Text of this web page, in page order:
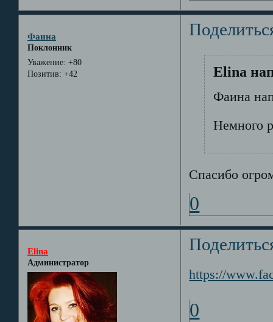
Фаина
Поклонник
Уважение: +80
Позитив: +42 Elina
Фаина
Немного
Спасибо
0
Elina
Администратор
https://
0